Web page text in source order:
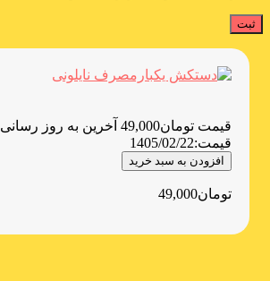
قیمت تومان49,000 آخرین به روز رسانی
قیمت:1405/02/22
افزودن به سبد خرید
تومان49,000